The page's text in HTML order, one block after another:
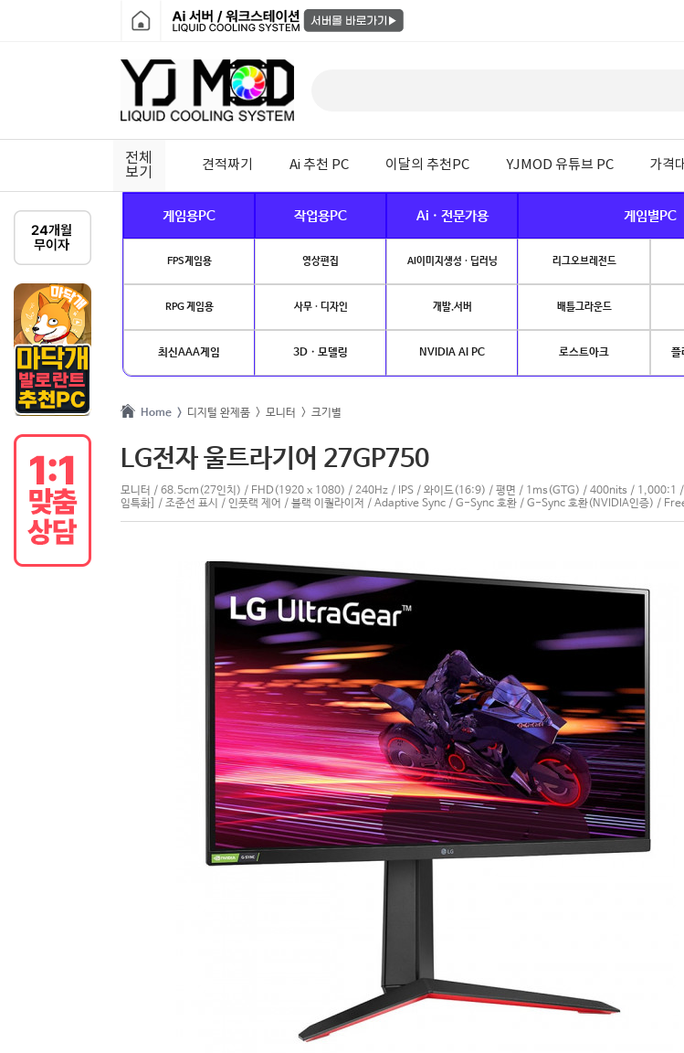
전체
보기
견적짜기 Ai 추천 PC 이달의 추천PC YJMOD 유튜브 PC 가격
게임용PC 작업용PC Ai · 전문가용 게임별PC
FPS게임용 영상편집 AI이미지생성 · 딥러닝 리그오브레전드
RPG 게임용 사무 · 디자인 개발.서버 배틀그라운드
최신AAA게임 3D · 모델링 NVIDIA AI PC 로스트아크 플
Home > 디지털 완제품 > 모니터 > 크기별
LG전자 울트라기어 27GP750
모니터 / 68.5cm(27인치) / FHD(1920 x 1080) / 240Hz / IPS / 와이드(16:9) / 평면 / 1ms(GTG) / 400nits / 1,000:1 /
임특화] / 조준선 표시 / 인풋랙 제어 / 블랙 이퀄라이저 / Adaptive Sync / G-Sync 호환 / G-Sync 호환(NVIDIA인증) /